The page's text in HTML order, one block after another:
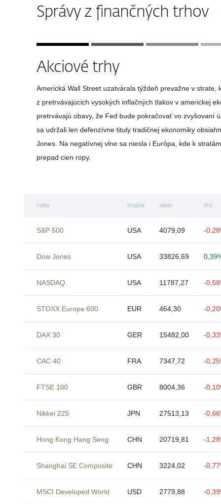
Správy z finančných trhov
Akciové trhy
Americká Wall Street uzatvárala týždeň prevažne v strate,
z pretrvávajúcich vysokých inflačných tlakov v americkej
pretrvávajú obavy, že Fed bude pokračovať vo zvyšovaní
sa udržali len defenzívne tituly tradičnej ekonomiky
Jones. Na negatívnej vlne sa niesla i Európa, kde k
prepad cien ropy.
Index Krajina záver d/d
S&P 500 USA 4079,09 -
Dow Jones USA 33826,69
NASDAQ USA 11787,27 -
STOXX Europe 600 EUR 464,30 -
DAX 30 GER 15482,00 -
CAC 40 FRA 7347,72 -
FTSE 100 GBR 8004,36 -
Nikkei 225 JPN 27513,13 -
Hong Kong Hang Seng CHN 20719,81 -
Shanghai SE Composite CHN 3224,02 -
MSCI Developed World USD 2779,88 -